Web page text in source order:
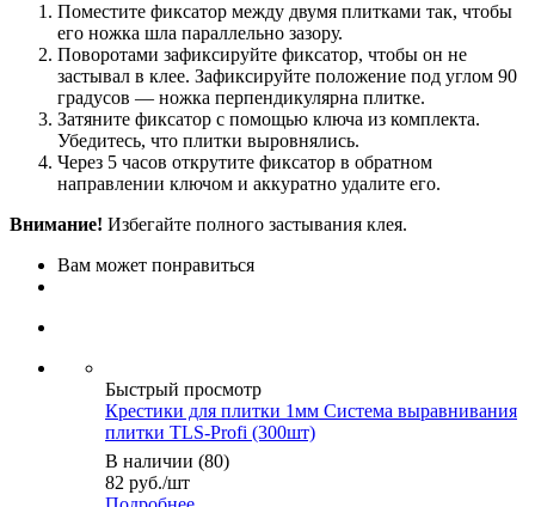
Поместите фиксатор между двумя плитками так, чтобы
его ножка шла параллельно зазору.
Поворотами зафиксируйте фиксатор, чтобы он не
застывал в клее. Зафиксируйте положение под углом 90
градусов — ножка перпендикулярна плитке.
Затяните фиксатор с помощью ключа из комплекта.
Убедитесь, что плитки выровнялись.
Через 5 часов открутите фиксатор в обратном
направлении ключом и аккуратно удалите его.
Внимание! Избегайте полного застывания клея.
Вам может понравиться
Быстрый просмотр
Крестики для плитки 1мм Система выравнивания
плитки TLS-Profi (300шт)
В наличии (80)
82 руб./шт